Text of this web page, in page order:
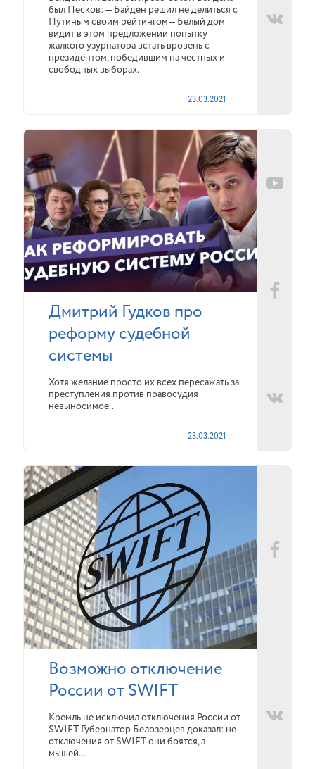
был Песков: — Байден решил не делиться с
Путиным своим рейтингом— Белый дом
видит в этом предложении попытку
жалкого узурпатора встать вровень с
президентом, победившим на честных и
свободных выборах.
23.03.2021
Дмитрий Гудков про
реформу судебной
системы
Хотя желание просто их всех пересажать за
преступления против правосудия
невыносимое..
23.03.2021
Возможно отключение
России от SWIFT
Кремль не исключил отключения России от
SWIFT Губернатор Белозерцев доказал: не
отключения от SWIFT они боятся, а
мышей…